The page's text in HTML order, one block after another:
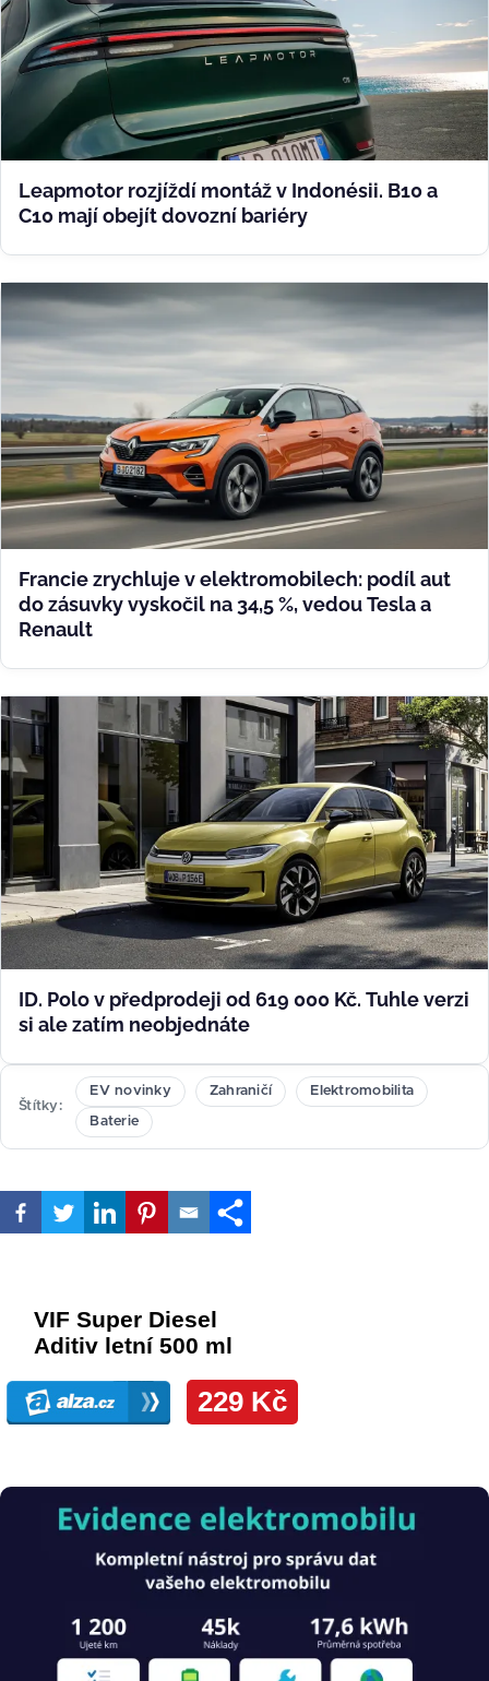
Leapmotor rozjíždí montáž v Indonésii. B10 a
C10 mají obejít dovozní bariéry
Francie zrychluje v elektromobilech: podíl aut
do zásuvky vyskočil na 34,5 %, vedou Tesla a
Renault
ID. Polo v předprodeji od 619 000 Kč. Tuhle verzi
si ale zatím neobjednáte
Štítky
EV novinky Zahraničí Elektromobilita
Baterie
Obrázek